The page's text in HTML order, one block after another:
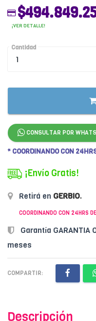
¡VER DETALLE!
Cantidad
CONSULTAR POR
* COORDINANDO CON
¡Envío Gratis!
Retirá en GERBIO.
COORDINANDO CON 24HRS
Garantía GARANTIA
meses
COMPARTIR:
Descripción